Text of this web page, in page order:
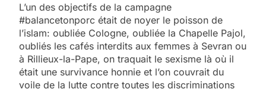
L’un des objectifs de la campagne
#balancetonporc était de noyer le poisson de
l’islam: oubliée Cologne, oubliée la Chapelle Pajol,
oubliés les cafés interdits aux femmes à Sevran ou
à Rillieux-la-Pape, on traquait le sexisme là où il
était une survivance honnie et l’on couvrait du
voile de la lutte contre toutes les discriminations